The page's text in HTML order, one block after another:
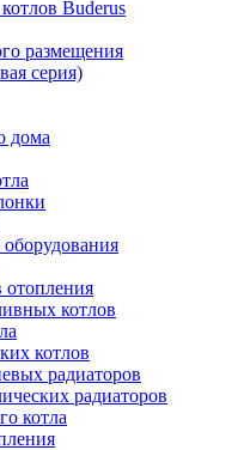
Buderus
размещения
серия)
дома
котлов
котлов
радиаторов
радиаторов
котла